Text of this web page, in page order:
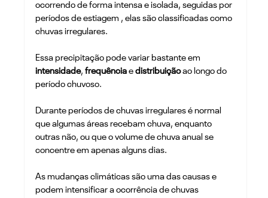
ocorrendo de forma intensa e isolada, seguidas por
períodos de estiagem , elas são classificadas como
chuvas irregulares.
Essa precipitação pode variar bastante em
intensidade, frequência e distribuição ao longo do
período chuvoso.
Durante períodos de chuvas irregulares é normal
que algumas áreas recebam chuva, enquanto
outras não, ou que o volume de chuva anual se
concentre em apenas alguns dias.
As mudanças climáticas são uma das causas e
podem intensificar a ocorrência de chuvas